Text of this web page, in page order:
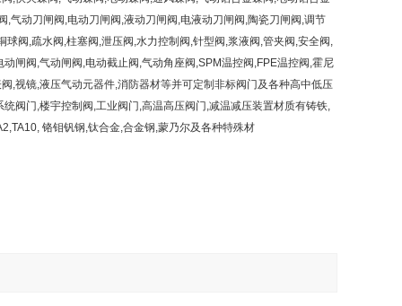
气动刀闸阀,电动刀闸阀,液动刀闸阀,电液动刀闸阀,陶瓷刀闸阀,调节
阀,疏水阀,柱塞阀,泄压阀,水力控制阀,针型阀,浆液阀,管夹阀,安全阀,
闸阀,气动闸阀,电动截止阀,气动角座阀,SPM温控阀,FPE温控阀,霍尼
,视镜,液压气动元器件,消防器材等并可定制非标阀门及各种高中低压
阀门,楼宇控制阀,工业阀门,高温高压阀门,减温减压装置材质有铸铁,
铬钼钒钢,钛合金,合金钢,蒙乃尔及各种特殊材